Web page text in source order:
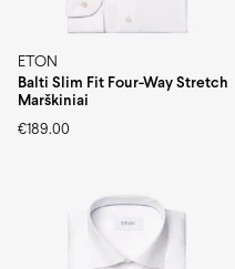
ETON
Balti Slim Fit Four-Way Stretch
Marškiniai
€189.00